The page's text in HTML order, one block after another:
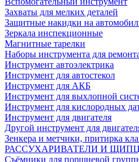
Захваты для мелких деталей
Защитные накидки на
Зеркала инспекционные
Магнитные тарелки
Наборы инструмента для
Инструмент автоэлектрика
Инструмент для автостекол
Инструмент для АКБ
Инструмент для выхлопной
Инструмент для кислородных
Инструмент для двигателя
Другой инструмент для
Зенкера и метчики, притирка
РАССУХАРИВАТЕЛИ И
Съёмники для поршневой